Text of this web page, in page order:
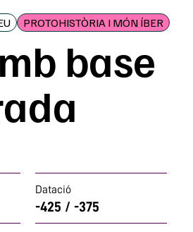
PROTOHISTÒRIA I MÓN ÍBER
base
Datació
-425 / -375